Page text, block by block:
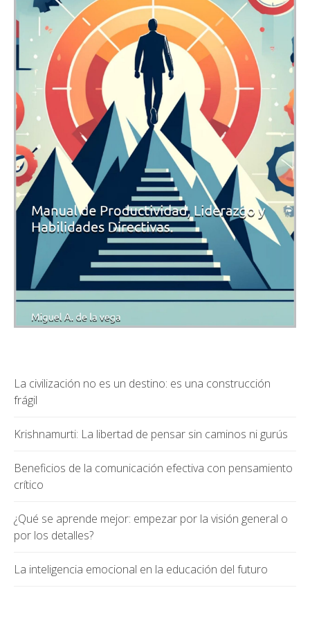
La civilización no es un destino: es una construcción
frágil
Krishnamurti: La libertad de pensar sin caminos ni gurús
Beneficios de la comunicación efectiva con pensamiento
crítico
¿Qué se aprende mejor: empezar por la visión general o
por los detalles?
La inteligencia emocional en la educación del futuro